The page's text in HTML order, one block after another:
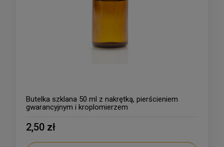
Butelka szklana 50 ml z nakrętką, pierścieniem
gwarancyjnym i kroplomierzem
2,50 zł